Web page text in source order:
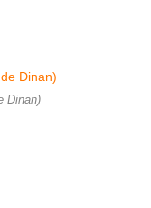
Dinan)